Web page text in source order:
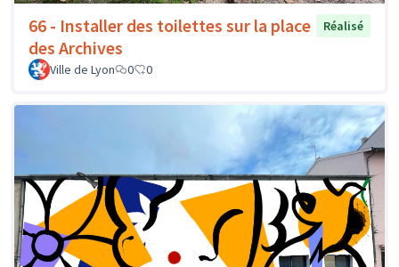
66 - Installer des toilettes sur la place
des Archives
Réalisé
Ville de Lyon 0 0